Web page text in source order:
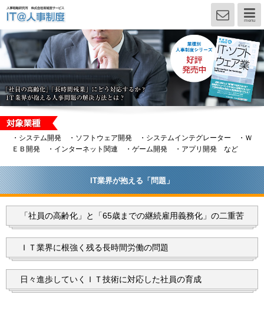
menu
・システム開発 ・ソフトウェア開発 ・システムインテグレーター ・Ｗ
ＥＢ開発 ・インターネット関連 ・ゲーム開発 ・アプリ開発 など
IT業界が抱える「問題」
「社員の高齢化」と「65歳までの継続雇用義務化」の二重苦
ＩＴ業界に根強く残る長時間労働の問題
日々進歩していくＩＴ技術に対応した社員の育成